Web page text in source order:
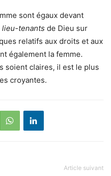
sont égaux devant
lieu-tenants de Dieu sur
relatifs aux droits et aux
également la femme.
soient claires, il est le plus
croyantes.
Article suivant